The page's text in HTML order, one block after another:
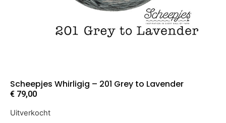
Scheepjes Whirligig – 201 Grey to Lavender
€ 79,00
Uitverkocht